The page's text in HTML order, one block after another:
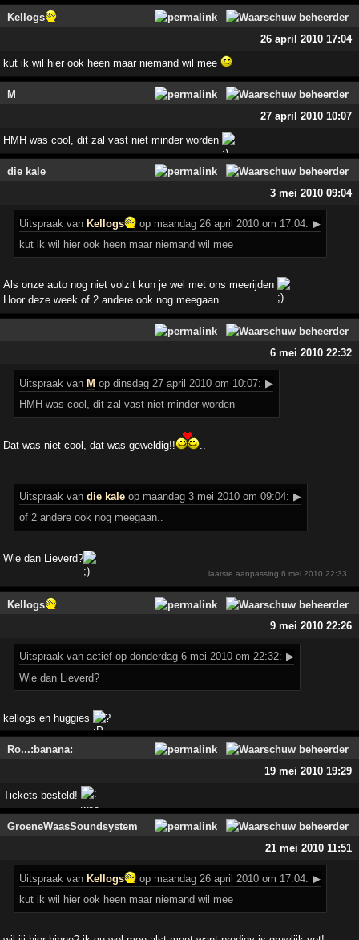
Kellogs
26 april 2010 17:04
kut ik wil hier ook heen maar niemand wil mee
M
27 april 2010 10:07
HMH was cool, dit zal vast niet minder worden
die kale
3 mei 2010 09:04
Uitspraak vanKellogs op maandag 26 april 2010 om 17:04: ▶
kut ik wil hier ook heen maar niemand wil mee
Als onze auto nog niet volzit kun je wel met ons meerijden
Hoor deze week of 2 andere ook nog meegaan..
6 mei 2010 22:32
Uitspraak van M op dinsdag 27 april 2010 om 10:07: ▶
HMH was cool, dit zal vast niet minder worden
Dat was niet cool, dat was geweldig!! ..
Uitspraak vandie kale op maandag 3 mei 2010 om 09:04: ▶
of 2 andere ook nog meegaan..
Wie dan Lieverd?
laatste aanpassing6 mei 2010 22:33
Kellogs
9 mei 2010 22:26
Uitspraak van actief op donderdag 6 mei 2010 om 22:32: ▶
Wie dan Lieverd?
kellogs en huggies ?
Ro...:banana:
19 mei 2010 19:29
Tickets besteld!
GroeneWaasSoundsystem
21 mei 2010 11:51
Uitspraak vanKellogs op maandag 26 april 2010 om 17:04: ▶
kut ik wil hier ook heen maar niemand wil mee